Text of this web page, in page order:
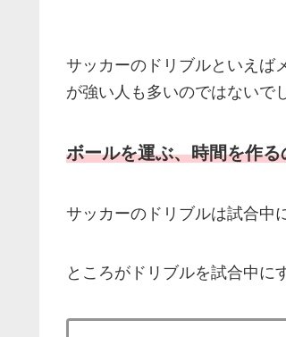
サッカーのドリブルといえば
が強い人も多いのではないで
ボールを運ぶ、時間を作
サッカーのドリブルは試合中
ところがドリブルを試合中に